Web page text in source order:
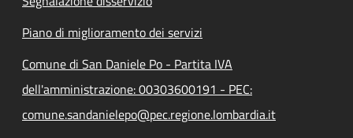
Piano di miglioramento dei servizi
Comune di San Daniele Po - Partita IVA
dell'amministrazione: 00303600191 - PEC:
comune.sandanielepo@pec.regione.lombardia.it